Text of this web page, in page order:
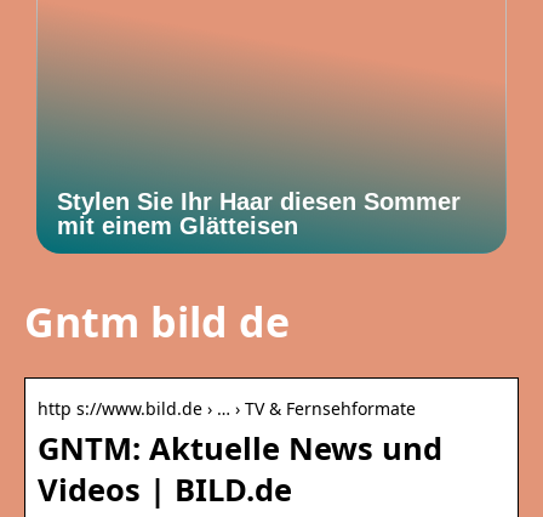
Stylen Sie Ihr Haar diesen Sommer
mit einem Glätteisen
Gntm bild de
http s://www.bild.de › … › TV & Fernsehformate
GNTM: Aktuelle News und
Videos | BILD.de